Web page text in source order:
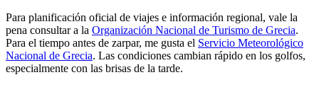
Para planificación oficial de viajes e información regional, vale la
pena consultar a la Organización Nacional de Turismo de Grecia.
Para el tiempo antes de zarpar, me gusta el Servicio Meteorológico
Nacional de Grecia. Las condiciones cambian rápido en los golfos,
especialmente con las brisas de la tarde.